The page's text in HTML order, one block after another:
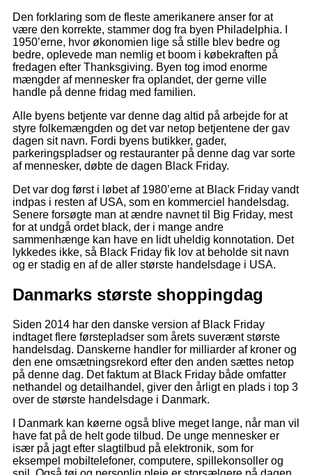
Den forklaring som de fleste amerikanere anser for at
være den korrekte, stammer dog fra byen Philadelphia. I
1950’erne, hvor økonomien lige så stille blev bedre og
bedre, oplevede man nemlig et boom i købekraften på
fredagen efter Thanksgiving. Byen tog imod enorme
mængder af mennesker fra oplandet, der gerne ville
handle på denne fridag med familien.
Alle byens betjente var denne dag altid på arbejde for at
styre folkemængden og det var netop betjentene der gav
dagen sit navn. Fordi byens butikker, gader,
parkeringspladser og restauranter på denne dag var sorte
af mennesker, døbte de dagen Black Friday.
Det var dog først i løbet af 1980’erne at Black Friday vandt
indpas i resten af USA, som en kommerciel handelsdag.
Senere forsøgte man at ændre navnet til Big Friday, mest
for at undgå ordet black, der i mange andre
sammenhænge kan have en lidt uheldig konnotation. Det
lykkedes ikke, så Black Friday fik lov at beholde sit navn
og er stadig en af de aller største handelsdage i USA.
Danmarks største shoppingdag
Siden 2014 har den danske version af Black Friday
indtaget flere førstepladser som årets suverænt største
handelsdag. Danskerne handler for milliarder af kroner og
den ene omsætningsrekord efter den anden sættes netop
på denne dag. Det faktum at Black Friday både omfatter
nethandel og detailhandel, giver den årligt en plads i top 3
over de største handelsdage i Danmark.
I Danmark kan køerne også blive meget lange, når man vil
have fat på de helt gode tilbud. De unge mennesker er
især på jagt efter slagtilbud på elektronik, som for
eksempel mobiltelefoner, computere, spillekonsoller og